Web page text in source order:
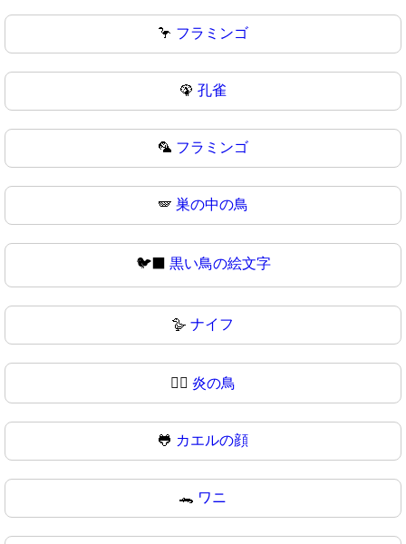
🦩 フラミンゴ
🦚 孔雀
🦜 フラミンゴ
🪽 巣の中の鳥
🐦‍⬛ 黒い鳥の絵文字
🪿 ナイフ
🐦‍🔥 炎の鳥
🐸 カエルの顔
🐊 ワニ